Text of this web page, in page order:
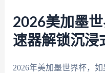
2026美加墨
速器解锁沉浸
2026年美加墨世界杯，